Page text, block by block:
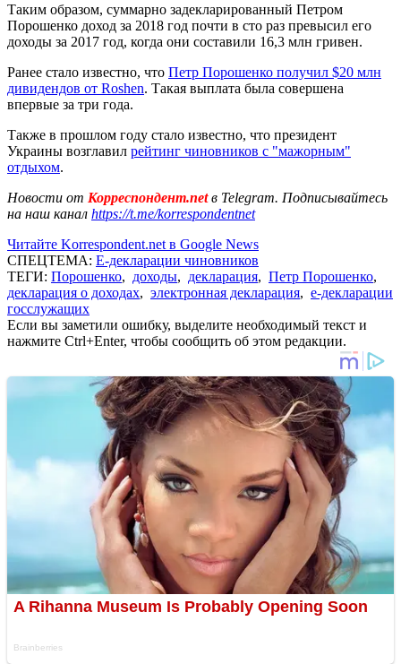
Таким образом, суммарно задекларированный Петром
Порошенко доход за 2018 год почти в сто раз превысил его
доходы за 2017 год, когда они составили 16,3 млн гривен.
Ранее стало известно, что Петр Порошенко получил $20 млн
дивидендов от Roshen. Такая выплата была совершена
впервые за три года.
Также в прошлом году стало известно, что президент
Украины возглавил рейтинг чиновников с "мажорным"
отдыхом.
Новости от Корреспондент.netв Telegram. Подписывайтесь
на наш канал https://t.me/korrespondentnet
Читайте Korrespondent.net в Google News
СПЕЦТЕМА: Е-декларации чиновников
ТЕГИ: Порошенко, доходы, декларация, Петр Порошенко,
декларация о доходах, электронная декларация, е-декларации
госслужащих
Если вы заметили ошибку, выделите необходимый текст и
нажмите Ctrl+Enter, чтобы сообщить об этом редакции.